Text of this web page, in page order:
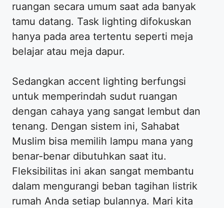
ruangan secara umum saat ada banyak
tamu datang. Task lighting difokuskan
hanya pada area tertentu seperti meja
belajar atau meja dapur.
Sedangkan accent lighting berfungsi
untuk memperindah sudut ruangan
dengan cahaya yang sangat lembut dan
tenang. Dengan sistem ini, Sahabat
Muslim bisa memilih lampu mana yang
benar-benar dibutuhkan saat itu.
Fleksibilitas ini akan sangat membantu
dalam mengurangi beban tagihan listrik
rumah Anda setiap bulannya. Mari kita